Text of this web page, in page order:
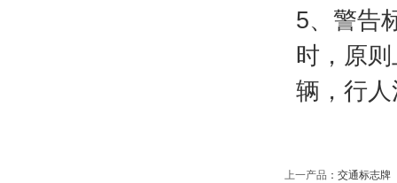
5、警告
时，原
辆，行
上一产品 ： 交通标志牌